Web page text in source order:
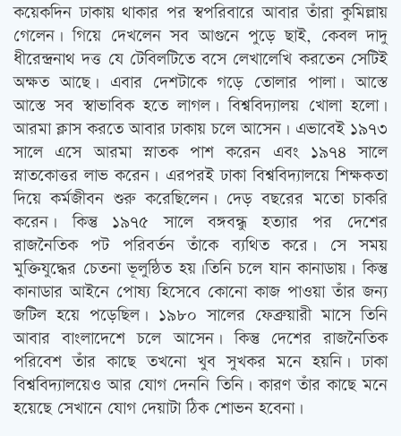
কয়েকদিন ঢাকায় থাকার পর স্বপরিবারে আবার তাঁরা কুমিল্লায়
গেলেন। গিয়ে দেখলেন সব আগুনে পুড়ে ছাই, কেবল দাদু
ধীরেন্দ্রনাথ দত্ত যে টেবিলটিতে বসে লেখালেখি করতেন সেটিই
অক্ষত আছে। এবার দেশটাকে গড়ে তোলার পালা। আস্তে
আস্তে সব স্বাভাবিক হতে লাগল। বিশ্ববিদ্যালয় খোলা হলো।
আরমা ক্লাস করতে আবার ঢাকায় চলে আসেন। এভাবেই ১৯৭৩
সালে এসে আরমা স্নাতক পাশ করেন এবং ১৯৭৪ সালে
স্নাতকোত্তর লাভ করেন। এরপরই ঢাকা বিশ্ববিদ্যালয়ে শিক্ষকতা
দিয়ে কর্মজীবন শুরু করেছিলেন। দেড় বছরের মতো চাকরি
করেন। কিন্তু ১৯৭৫ সালে বঙ্গবন্ধু হত্যার পর দেশের
রাজনৈতিক পট পরিবর্তন তাঁকে ব্যথিত করে। সে সময়
মুক্তিযুদ্ধের চেতনা ভূলুন্ঠিত হয়।তিনি চলে যান কানাডায়। কিন্তু
কানাডার আইনে পোষ্য হিসেবে কোনো কাজ পাওয়া তাঁর জন্য
জটিল হয়ে পড়েছিল। ১৯৮০ সালের ফেব্রুয়ারী মাসে তিনি
আবার বাংলাদেশে চলে আসেন। কিন্তু দেশের রাজনৈতিক
পরিবেশ তাঁর কাছে তখনো খুব সুখকর মনে হয়নি। ঢাকা
বিশ্ববিদ্যালয়েও আর যোগ দেননি তিনি। কারণ তাঁর কাছে মনে
হয়েছে সেখানে যোগ দেয়াটা ঠিক শোভন হবেনা।